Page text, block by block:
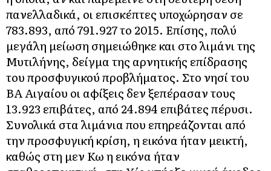
πανελλαδικά, οι επισκέπτες υποχώρησαν σε
783.893, από 791.927 το 2015. Επίσης, πολύ
μεγάλη μείωση σημειώθηκε και στο λιμάνι της
Μυτιλήνης, δείγμα της αρνητικής επίδρασης
του προσφυγικού προβλήματος. Στο νησί του
ΒΑ Αιγαίου οι αφίξεις δεν ξεπέρασαν τους
13.923 επιβάτες, από 24.894 επιβάτες πέρυσι.
Συνολικά στα λιμάνια που επηρεάζονται από
την προσφυγική κρίση, η εικόνα ήταν μεικτή,
καθώς στη μεν Κω η εικόνα ήταν